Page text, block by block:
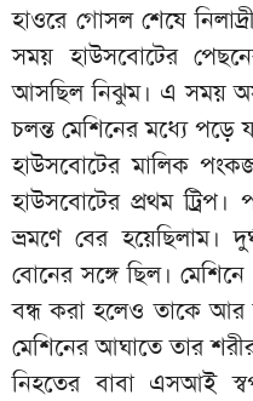
হাওরে গোসল শেষে
সময় হাউসবোটের
আসছিল নিঝুম। এ সময়
চলন্ত মেশিনের মধ্যে পড়ে
হাউসবোটের মালিক
হাউসবোটের প্রথম ট্রিপ।
ভ্রমণে বের হয়েছিলাম।
বোনের সঙ্গে ছিল।
বন্ধ করা হলেও তাকে আর
মেশিনের আঘাতে তার
নিহতের বাবা এসআই